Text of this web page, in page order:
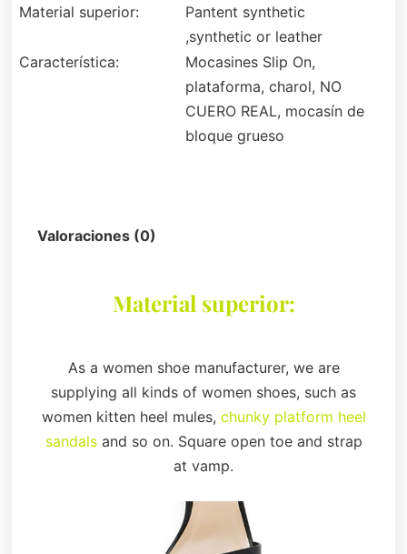
Material superior:
Pantent synthetic
,synthetic or leather
Característica:
Mocasines Slip On,
plataforma, charol, NO
CUERO REAL, mocasín de
bloque grueso
Valoraciones (0)
Material superior:
As a women shoe manufacturer, we are
supplying all kinds of women shoes, such as
women kitten heel mules, chunky platform heel
sandalsand so on. Square open toe and strap
at vamp.